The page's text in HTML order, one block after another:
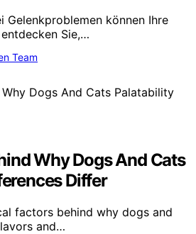
Gelenkproblemen können Ihre
Sie,…
Team
Why Dogs And Cats
Differ
factors behind why dogs and
and…